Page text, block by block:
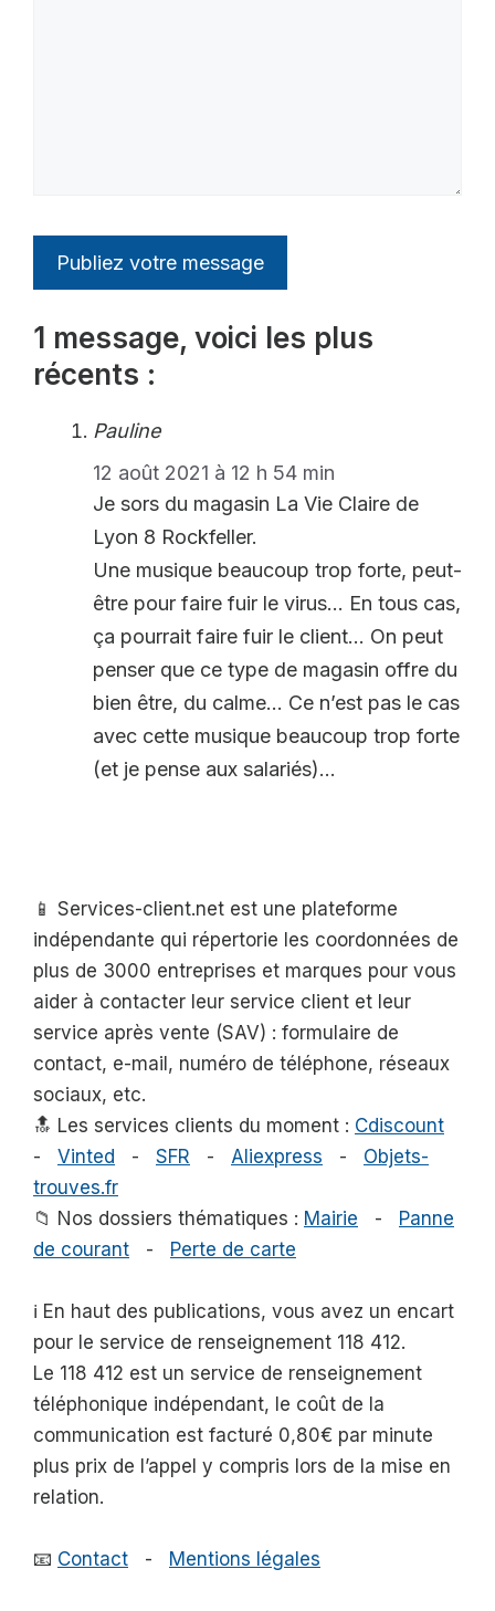
1 message, voici les plus
récents :
Pauline
12 août 2021 à 12 h 54 min
Je sors du magasin La Vie Claire de
Lyon 8 Rockfeller.
Une musique beaucoup trop forte, peut-
être pour faire fuir le virus… En tous cas,
ça pourrait faire fuir le client… On peut
penser que ce type de magasin offre du
bien être, du calme… Ce n’est pas le cas
avec cette musique beaucoup trop forte
(et je pense aux salariés)…
📱 Services-client.net est une plateforme
indépendante qui répertorie les coordonnées de
plus de 3000 entreprises et marques pour vous
aider à contacter leur service client et leur
service après vente (SAV) : formulaire de
contact, e-mail, numéro de téléphone, réseaux
sociaux, etc.
🔝 Les services clients du moment : Cdiscount
- Vinted - SFR - Aliexpress - Objets-
trouves.fr
📁 Nos dossiers thématiques : Mairie - Panne
de courant - Perte de carte
ℹ️ En haut des publications, vous avez un encart
pour le service de renseignement 118 412.
Le 118 412 est un service de renseignement
téléphonique indépendant, le coût de la
communication est facturé 0,80€ par minute
plus prix de l’appel y compris lors de la mise en
relation.
📧 Contact - Mentions légales